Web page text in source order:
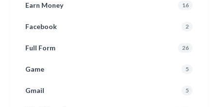
Earn Money 16
Facebook 2
Full Form 26
Game 5
Gmail 5